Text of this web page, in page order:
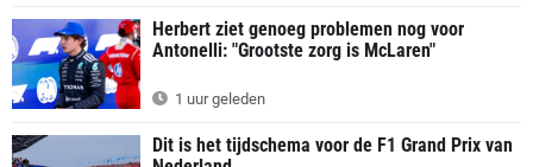
Herbert ziet genoeg problemen nog voor
Antonelli: "Grootste zorg is McLaren"
1 uur geleden
Dit is het tijdschema voor de F1 Grand Prix van